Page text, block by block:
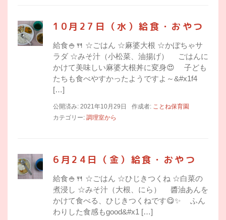
10月27日（水）給食・おやつ
給食🍚🍴 ☆ごはん ☆麻婆大根 ☆かぼちゃサ
ラダ ☆みそ汁（小松菜、油揚げ） ごはんに
かけて美味しい麻婆大根丼に変身😍 子ども
たちも食べやすかったようですよ～&#x1f4
[…]
公開済み: 2021年10月29日 作成者: ことね保育園
カテゴリー: 調理室から
6月24日（金）給食・おやつ
給食🍚🍴 ☆ごはん ☆ひじきつくね ☆白菜の
煮浸し ☆みそ汁（大根、にら） 醬油あんを
かけて食べる、ひじきつくねです😋✨ ふん
わりした食感もgood&#x1 […]